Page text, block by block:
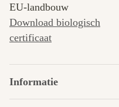
EU-landbouw
Download biologisch
certificaat
Informatie